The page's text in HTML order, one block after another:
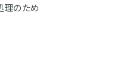
理のため